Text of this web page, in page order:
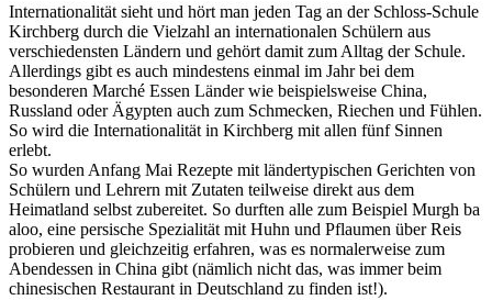
Internationalität sieht und hört man jeden Tag an der Schloss-Schule
Kirchberg durch die Vielzahl an internationalen Schülern aus
verschiedensten Ländern und gehört damit zum Alltag der Schule.
Allerdings gibt es auch mindestens einmal im Jahr bei dem
besonderen Marché Essen Länder wie beispielsweise China,
Russland oder Ägypten auch zum Schmecken, Riechen und Fühlen.
So wird die Internationalität in Kirchberg mit allen fünf Sinnen
erlebt.
So wurden Anfang Mai Rezepte mit ländertypischen Gerichten von
Schülern und Lehrern mit Zutaten teilweise direkt aus dem
Heimatland selbst zubereitet. So durften alle zum Beispiel Murgh ba
aloo, eine persische Spezialität mit Huhn und Pflaumen über Reis
probieren und gleichzeitig erfahren, was es normalerweise zum
Abendessen in China gibt (nämlich nicht das, was immer beim
chinesischen Restaurant in Deutschland zu finden ist!).